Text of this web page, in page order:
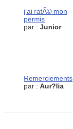
j'ai ratÃ© mon
permis
par : Junior
Remerciements
par : Aur?lia